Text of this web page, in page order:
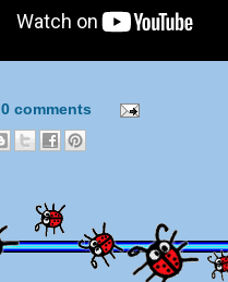
0 comments